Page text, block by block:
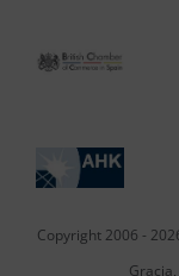
Copyright 2006 -